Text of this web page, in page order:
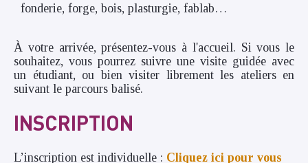
fonderie, forge, bois, plasturgie, fablab…
À votre arrivée, présentez-vous à l'accueil. Si vous le
souhaitez, vous pourrez suivre une visite guidée avec
un étudiant, ou bien visiter librement les ateliers en
suivant le parcours balisé.
INSCRIPTION
L’inscription est individuelle : Cliquez ici pour vous